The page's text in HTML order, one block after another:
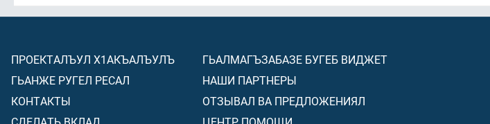
ПРОЕКТАЛЪУЛ Х1АКЪАЛЪУЛЪ
ГЬАНЖЕ РУГЕЛ РЕСАЛ
КОНТАКТЫ
ГЬАЛМАГЪЗАБАЗЕ БУГЕБ ВИДЖЕТ
НАШИ ПАРТНЕРЫ
ОТЗЫВАЛ ВА ПРЕДЛОЖЕНИЯЛ